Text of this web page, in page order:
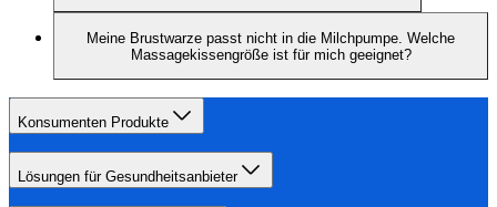
Meine Brustwarze passt nicht in die Milchpumpe. Welche
Massagekissengröße ist für mich geeignet?
Konsumenten Produkte
Lösungen für Gesundheitsanbieter